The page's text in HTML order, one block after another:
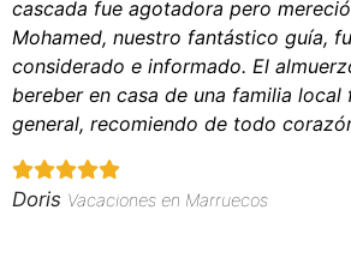
cascada fue agotadora pero
Mohamed, nuestro fantástico guía,
considerado e informado. El
bereber en casa de una familia local
general, recomiendo de todo
Doris Vacaciones en Marruecos